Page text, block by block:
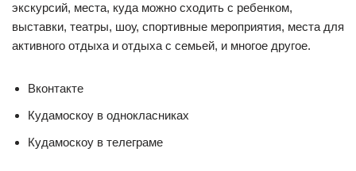
экскурсий, места, куда можно сходить с ребенком,
выставки, театры, шоу, спортивные мероприятия, места для
активного отдыха и отдыха с семьей, и многое другое.
Вконтакте
Кудамоскоу в однокласниках
Кудамоскоу в телеграме